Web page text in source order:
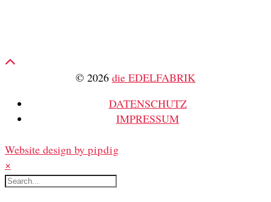
© 2026 die EDELFABRIK
DATENSCHUTZ
IMPRESSUM
Website design by pipdig
×